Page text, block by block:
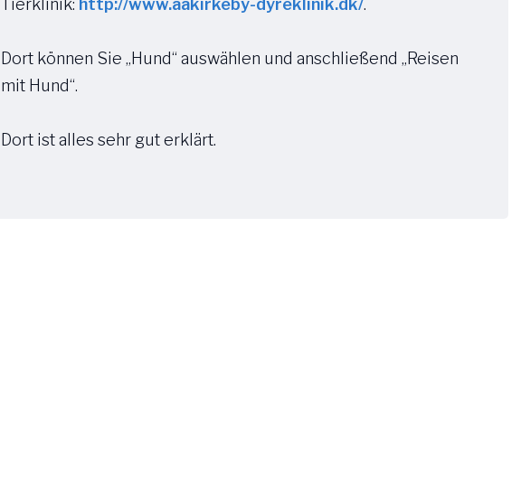
Tierklinik: http://www.aakirkeby-dyreklinik.dk/.
Dort können Sie „Hund“ auswählen und anschließend „Reisen
mit Hund“.
Dort ist alles sehr gut erklärt.